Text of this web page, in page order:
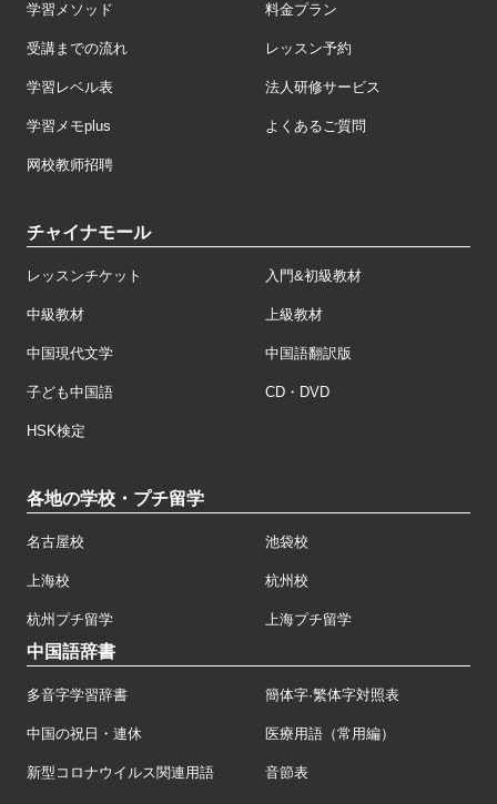
学習メソッド 料金プラン
受講までの流れ レッスン予約
学習レベル表 法人研修サービス
学習メモplus よくあるご質問
网校教师招聘
チャイナモール
レッスンチケット 入門&初級教材
中級教材 上級教材
中国現代文学 中国語翻訳版
子ども中国語 CD・DVD
HSK検定
各地の学校・プチ留学
名古屋校 池袋校
上海校 杭州校
杭州プチ留学 上海プチ留学
中国語辞書
多音字学習辞書 簡体字·繁体字対照表
中国の祝日・連休 医療用語（常用編）
新型コロナウイルス関連用語 音節表